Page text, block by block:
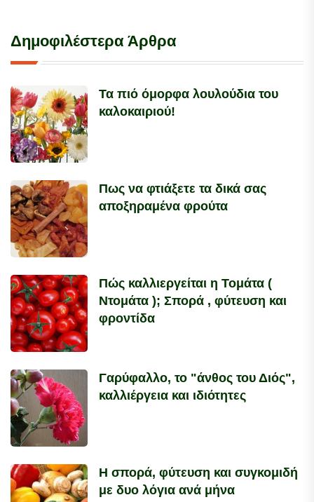
Δημοφιλέστερα Άρθρα
Τα πιό όμορφα λουλούδια του
καλοκαιριού!
Πως να φτιάξετε τα δικά σας
αποξηραμένα φρούτα
Πώς καλλιεργείται η Τομάτα (
Ντομάτα ); Σπορά , φύτευση και
φροντίδα
Γαρύφαλλο, το "άνθος του Διός",
καλλιέργεια και ιδιότητες
Η σπορά, φύτευση και συγκομιδή
με δυο λόγια ανά μήνα